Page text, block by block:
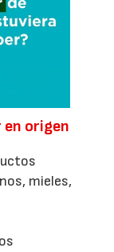
en origen
mieles,